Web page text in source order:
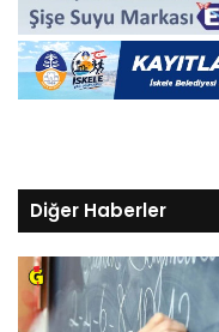
Diğer Haberler